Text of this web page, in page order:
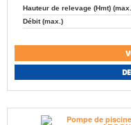
Hauteur de relevage (Hmt)
Débit (max.)